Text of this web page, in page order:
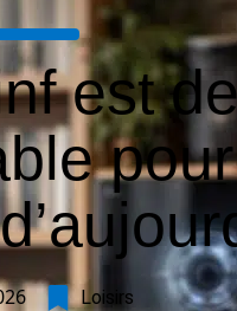
est
Loisirs